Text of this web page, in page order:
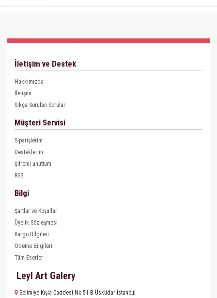
İletişim ve Destek
Hakkımızda
İletişim
Sıkça Sorulan Sorular
Müşteri Servisi
Siparişlerim
Desteklerim
Şifremi unuttum
RSS
Bilgi
Şartlar ve Koşullar
Üyelik Sözleşmesi
Kargo Bilgileri
Ödeme Bilgileri
Tüm Eserler
Leyl Art Galery
Selimiye Kışla Caddesi No 51 B Üsküdar İstanbul